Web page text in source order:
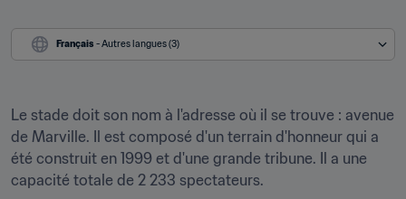
Français - Autres langues (3)
Le stade doit son nom à l'adresse où il se trouve : avenue
de Marville. Il est composé d'un terrain d'honneur qui a
été construit en 1999 et d'une grande tribune. Il a une
capacité totale de 2 233 spectateurs.